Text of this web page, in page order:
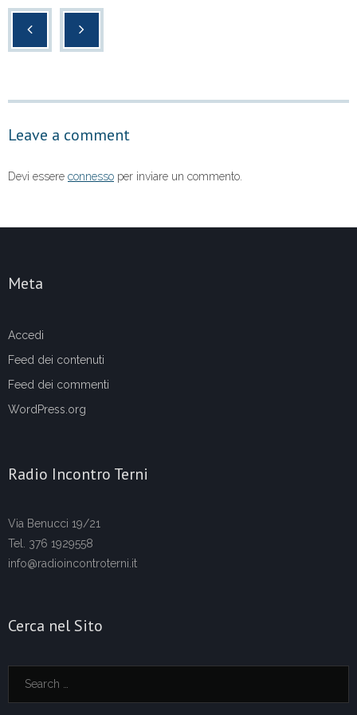
c
k
tt
er
at
Leave a comment
Devi essere connesso per inviare un commento.
Meta
Accedi
Feed dei contenuti
Feed dei commenti
WordPress.org
Radio Incontro Terni
Via Benucci 19/21
Tel. 376 1929558
info@radioincontroterni.it
Cerca nel Sito